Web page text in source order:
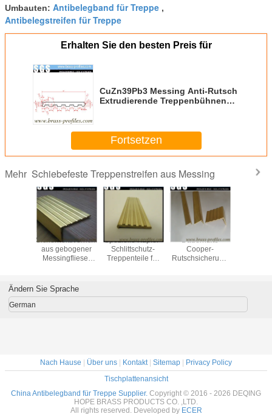
Umbauten: Antibelegband für Treppe ,
Antibelegstreifen für Treppe
Erhalten Sie den besten Preis für
CuZn39Pb3 Messing Anti-Rutsch
Extrudierende Treppenbühnen
Fortsetzen
Mehr Schiebefeste Treppenstreifen aus Messing
Sicherheitsvorrichtungen
aus gebogener
Messingfliese,
Spezielle Kupfer-
Schlittschutz-
Treppenteile für
Dauerhafte
Cooper-
Rutschsicherung
Ändern Sie Sprache
German
Nach Hause | Über uns | Kontakt | Sitemap | Privacy Policy
Tischplattenansicht
China Antibelegband für Treppe Supplier. Copyright © 2016 - 2026 DEQING
HOPE BRASS PRODUCTS CO. ,LTD.
All rights reserved. Developed by ECER